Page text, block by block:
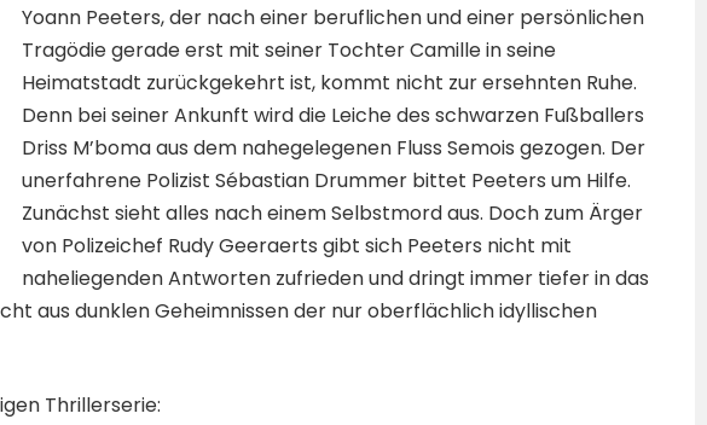
Yoann Peeters, der nach einer beruflichen und einer persönlichen
Tragödie gerade erst mit seiner Tochter Camille in seine
Heimatstadt zurückgekehrt ist, kommt nicht zur ersehnten Ruhe.
Denn bei seiner Ankunft wird die Leiche des schwarzen Fußballers
Driss M’boma aus dem nahegelegenen Fluss Semois gezogen. Der
unerfahrene Polizist Sébastian Drummer bittet Peeters um Hilfe.
Zunächst sieht alles nach einem Selbstmord aus. Doch zum Ärger
von Polizeichef Rudy Geeraerts gibt sich Peeters nicht mit
naheliegenden Antworten zufrieden und dringt immer tiefer in das
aus dunklen Geheimnissen der nur oberflächlich idyllischen
Thrillerserie: